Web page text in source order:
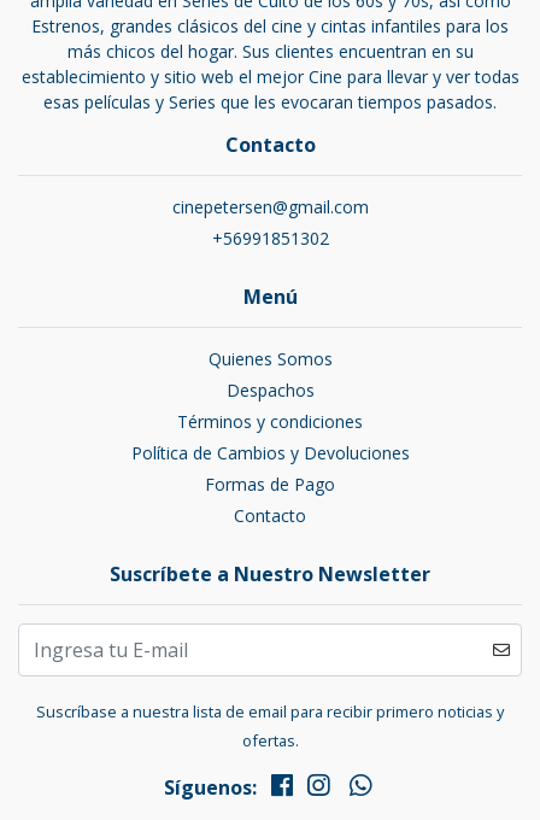
Estrenos, grandes clásicos del cine y cintas infantiles para los
más chicos del hogar. Sus clientes encuentran en su
establecimiento y sitio web el mejor Cine para llevar y ver todas
esas películas y Series que les evocaran tiempos pasados.
Contacto
cinepetersen@gmail.com
+56991851302
Menú
Quienes Somos
Despachos
Términos y condiciones
Política de Cambios y Devoluciones
Formas de Pago
Contacto
Suscríbete a Nuestro Newsletter
Suscríbase a nuestra lista de email para recibir primero noticias y
ofertas.
Síguenos: